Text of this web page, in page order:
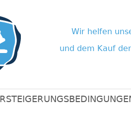
Wir helfen
und dem Kauf